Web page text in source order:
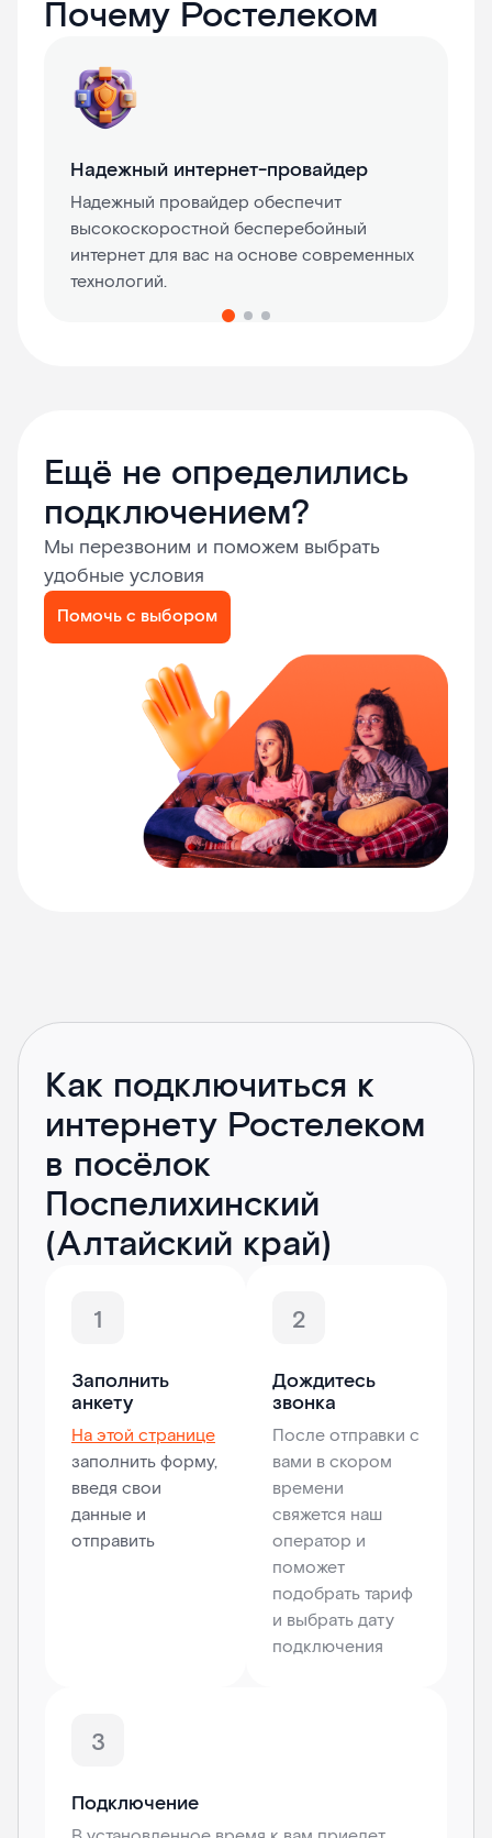
Почему Ростелеком
Надежный интернет-провайдер
Надежный провайдер обеспечит
высокоскоростной бесперебойный
интернет для вас на основе современных
технологий.
Ещё не определились
подключением?
Мы перезвоним и поможем выбрать
удобные условия
Помочь с выбором
Как подключиться к
интернету Ростелеком
в посёлок
Поспелихинский
(Алтайский край)
1
Заполнить
анкету
На этой странице
заполнить форму,
введя свои
данные и
отправить
2
Дождитесь
звонка
После отправки с
вами в скором
времени
свяжется наш
оператор и
поможет
подобрать тариф
и выбрать дату
подключения
3
Подключение